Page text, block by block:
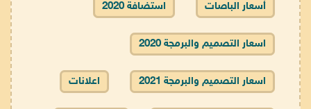
أسعار الباصات استضافة 2020
اسعار التصميم والبرمجة 2020
اسعار التصميم والبرمجة 2021 اعلانات